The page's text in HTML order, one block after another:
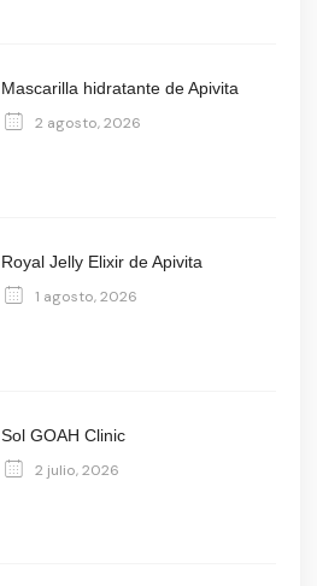
Mascarilla hidratante de Apivita
2 agosto, 2026
Royal Jelly Elixir de Apivita
1 agosto, 2026
Sol GOAH Clinic
2 julio, 2026